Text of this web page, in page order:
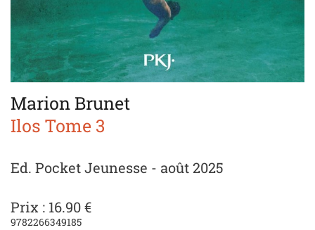
Marion Brunet
Ilos Tome 3
Ed. Pocket Jeunesse - août 2025
Prix : 16.90 €
9782266349185